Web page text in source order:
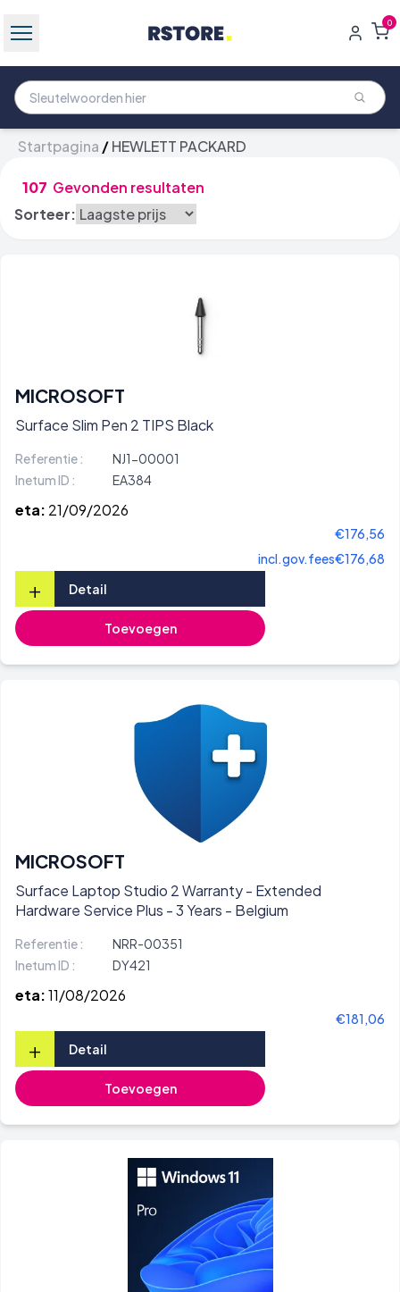
0
Startpagina /HEWLETT PACKARD
107 Gevonden resultaten
Sorteer:
MICROSOFT
Surface Slim Pen 2 TIPS Black
Referentie :
NJ1-00001
Inetum ID :
EA384
eta: 21/09/2026
€176,56
incl.gov.fees€176,68
+ Detail
Toevoegen
MICROSOFT
Surface Laptop Studio 2 Warranty - Extended
Hardware Service Plus - 3 Years - Belgium
Referentie :
NRR-00351
Inetum ID :
DY421
eta:11/08/2026
€181,06
+ Detail
Toevoegen